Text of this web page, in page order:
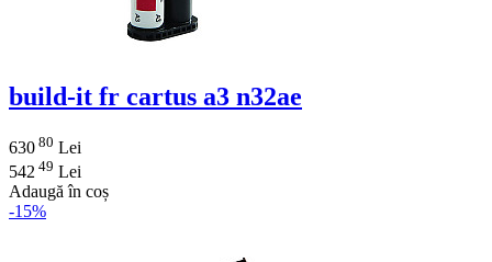
build-it fr cartus a3 n32ae
630 80 Lei
542 49 Lei
Adaugă în coș
-15%